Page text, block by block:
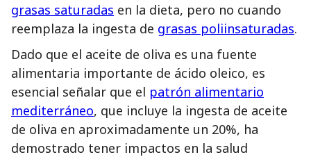
grasas saturadas en la dieta, pero no cuando
reemplaza la ingesta de grasas poliinsaturadas.
Dado que el aceite de oliva es una fuente
alimentaria importante de ácido oleico, es
esencial señalar que el patrón alimentario
mediterráneo, que incluye la ingesta de aceite
de oliva en aproximadamente un 20%, ha
demostrado tener impactos en la salud